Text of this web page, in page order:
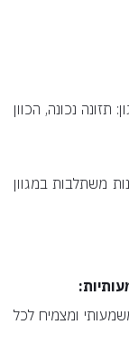
תזונה נכונה, הכוון
משתלבות במגוון
ומצמיח לכל